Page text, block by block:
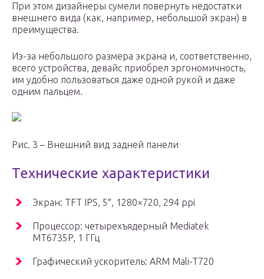
При этом дизайнеры сумели повернуть недостатки
внешнего вида (как, например, небольшой экран) в
преимущества.
Из-за небольшого размера экрана и, соответственно,
всего устройства, девайс приобрел эргономичность,
им удобно пользоваться даже одной рукой и даже
одним пальцем.
Рис. 3 – Внешний вид задней панели
Технические характеристики
Экран: TFT IPS, 5″, 1280×720, 294 ppi
Процессор: четырехъядерный Mediatek
MT6735P, 1 ГГц
Графический ускоритель: ARM Mali-T720